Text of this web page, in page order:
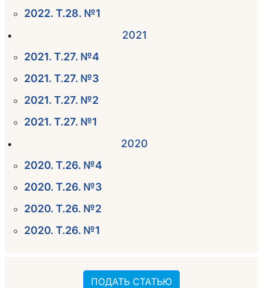
ПОДАТЬ СТАТЬЮ
2022. Т.28. №1
2021
2021. Т.27. №4
2021. Т.27. №3
2021. Т.27. №2
2021. Т.27. №1
2020
2020. Т.26. №4
2020. Т.26. №3
2020. Т.26. №2
2020. Т.26. №1